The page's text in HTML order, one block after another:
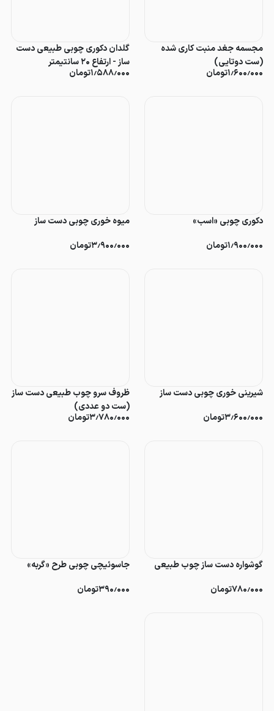
مجسمه جغد منبت کاری شده
(ست دوتایی)
۱٫۶۰۰٫۰۰۰تومان
گلدان دکوری چوبی طبیعی دست
ساز - ارتفاع ۲۰ سانتیمتر
۱٫۵۸۸٫۰۰۰تومان
دکوری چوبی «اسب»
۱٫۹۰۰٫۰۰۰تومان
میوه خوری چوبی دست ساز
۳٫۹۰۰٫۰۰۰تومان
شیرینی خوری چوبی دست ساز
۳٫۶۰۰٫۰۰۰تومان
ظروف سرو چوب طبیعی دست ساز
(ست دو عددی)
۳٫۷۸۰٫۰۰۰تومان
گوشواره دست ساز چوب طبیعی
۷۸۰٫۰۰۰تومان
جاسوئیچی چوبی طرح «گربه»
۳۹۰٫۰۰۰تومان